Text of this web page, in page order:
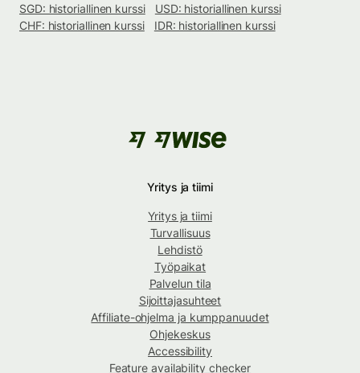
SGD: historiallinen kurssi
USD: historiallinen kurssi
CHF: historiallinen kurssi
IDR: historiallinen kurssi
Yritys ja tiimi
Yritys ja tiimi
Turvallisuus
Lehdistö
Työpaikat
Palvelun tila
Sijoittajasuhteet
Affiliate-ohjelma ja kumppanuudet
Ohjekeskus
Accessibility
Feature availability checker